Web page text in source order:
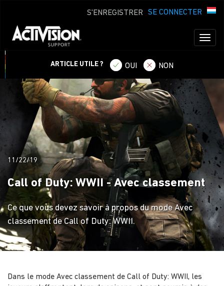
SE CONNECTER
S'ENREGISTRER
ARTICLE UTILE ? OUI NON
11/22/19
Call of Duty: WWII - Avec classement
Ce que vous devez savoir à propos du mode Avec
classement de Call of Duty: WWII.
Dans le mode Avec classement de Call of Duty: WWII, les